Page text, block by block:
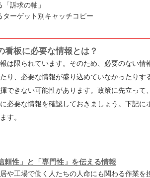
訴求の軸」
ターゲット別キャッチコピー
看板に必要な情報とは？
は限られています。そのため、必要のない情
り、必要な情報が盛り込めていなかったりす
できない可能性があります。政策に先立って
必要な情報を確認しておきましょう。下記に
す。
頼性」と「専門性」を伝える情報
や工場で働く人たちの人命にも関わる作業を